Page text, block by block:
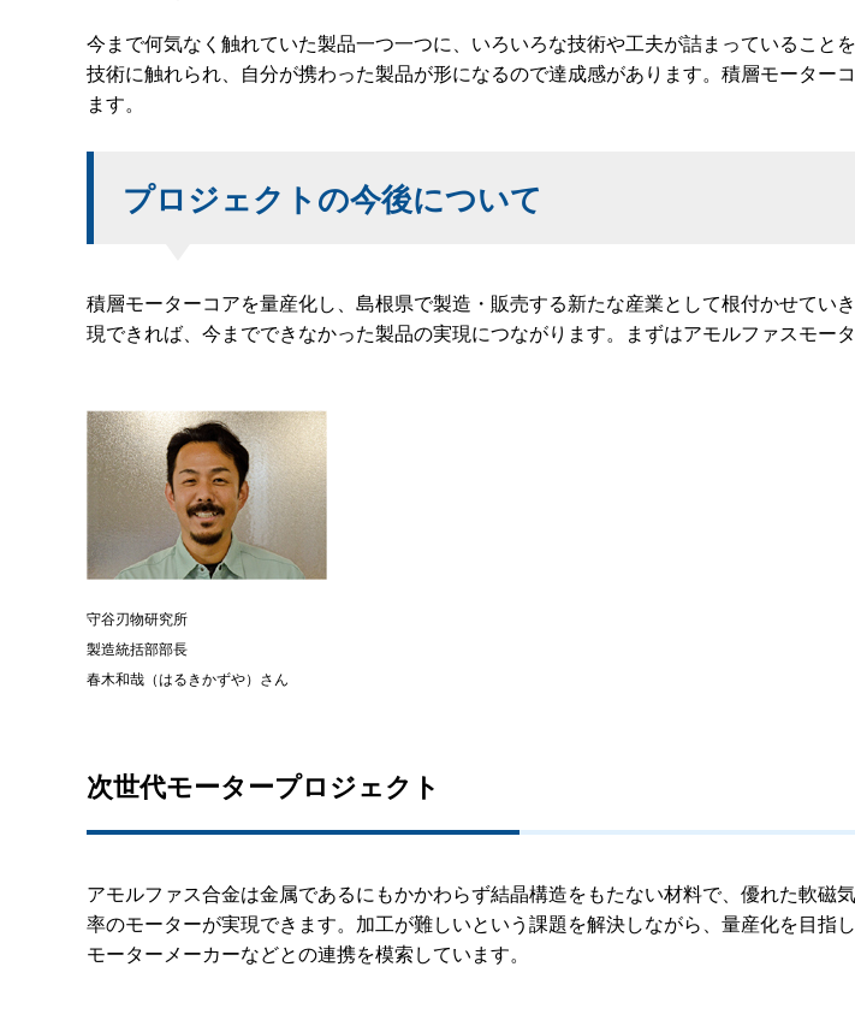
今まで何気なく触れていた製品一つ一つに、いろいろな技術や工夫が詰まっているこ
技術に触れられ、自分が携わった製品が形になるので達成感があります。積層モータ
ます。
プロジェクトの今後について
積層モーターコアを量産化し、島根県で製造・販売する新たな産業として根付かせて
現できれば、今までできなかった製品の実現につながります。まずはアモルファスモー
守谷刃物研究所
製造統括部部長
春木和哉（はるきかずや）さん
次世代モータープロジェクト
アモルファス合金は金属であるにもかかわらず結晶構造をもたない材料で、優れた軟
率のモーターが実現できます。加工が難しいという課題を解決しながら、量産化を目
モーターメーカーなどとの連携を模索しています。